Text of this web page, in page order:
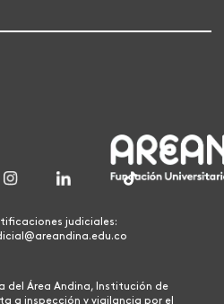
judiciales:
del Área Andina, Institución de
a inspección y vigilancia por el